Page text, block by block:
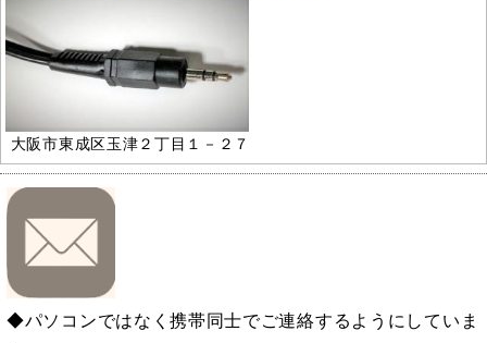
大阪市東成区玉津２丁目１－２７
◆パソコンではなく携帯同士でご連絡するようにしていま